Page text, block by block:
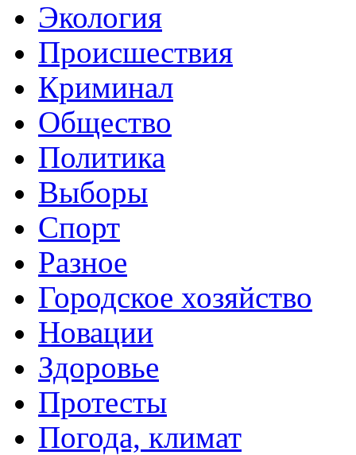
Экология
Происшествия
Криминал
Общество
Политика
Выборы
Спорт
Разное
Городское хозяйство
Новации
Здоровье
Протесты
Погода, климат